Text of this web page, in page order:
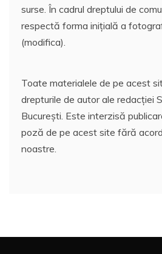
surse. În cadrul dreptului de
respectă forma inițială a
(modifica).
Toate materialele de pe acest
drepturile de autor ale redacției
București. Este interzisă
poză de pe acest site fără
noastre.